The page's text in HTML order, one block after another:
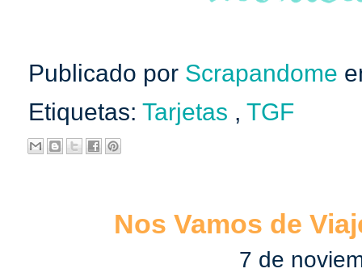
Publicado por Scrapandome
Etiquetas: Tarjetas , TGF
Nos Vamos de
7 de